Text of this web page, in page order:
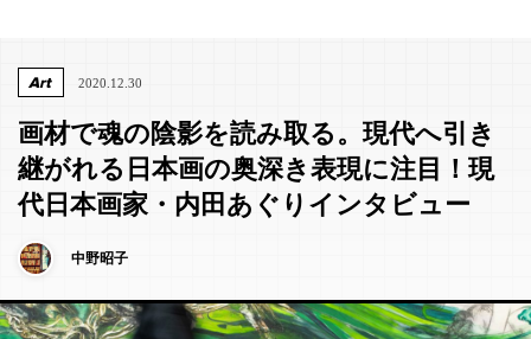
Art 2020.12.30
画材で魂の陰影を読み取る。現代へ引き
継がれる日本画の奥深き表現に注目！現
代日本画家・内田あぐりインタビュー
中野昭子